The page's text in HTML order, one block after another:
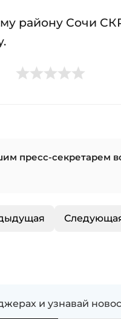
району Сочи
пресс-секретарем
и узнавай